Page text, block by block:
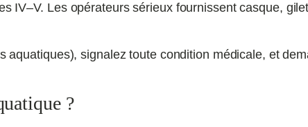
IV–V. Les opérateurs sérieux fournissent casque,
signalez toute condition médicale, et
?